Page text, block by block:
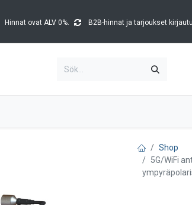
Hinnat ovat ALV 0%. B2B-hinnat ja tarjoukset
Shop
5G/WiFi